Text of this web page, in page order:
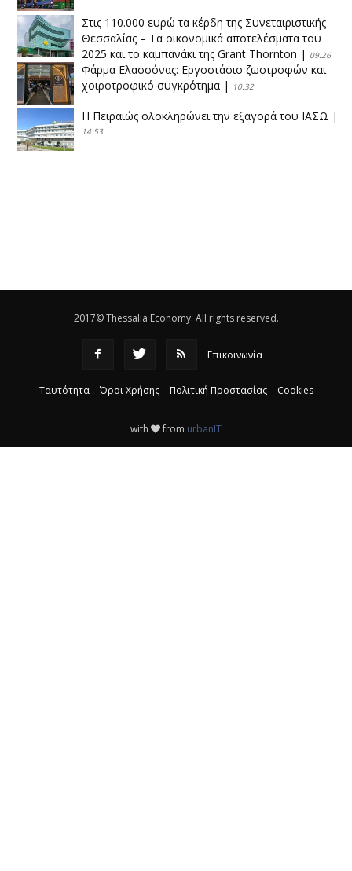
Στις 110.000 ευρώ τα κέρδη της Συνεταιριστικής
Θεσσαλίας – Τα οικονομικά αποτελέσματα του
2025 και το καμπανάκι της Grant Thornton | 09:26
Φάρμα Ελασσόνας: Εργοστάσιο ζωοτροφών και
χοιροτροφικό συγκρότημα | 10:32
Η Πειραιώς ολοκληρώνει την εξαγορά του ΙΑΣΩ |
14:53
2017© Thessalia Economy. All rights reserved.
Επικοινωνία
Ταυτότητα Όροι Χρήσης Πολιτική Προστασίας Cookies
with from urbanIT